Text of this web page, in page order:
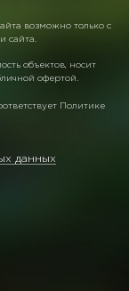
возможно только с
сайта.
объектов, носит
офертой.
Политике
данных